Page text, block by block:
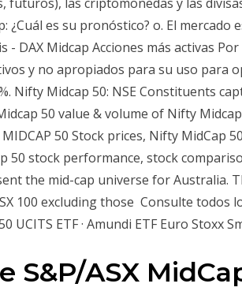
¿Cuál es su pronóstico? o. El mercado
- DAX Midcap Acciones más activas
y no apropiados para su uso para
Nifty Midcap 50: NSE Constituents
50 value & volume of Nifty
MIDCAP 50 Stock prices, Nifty MidCap
50 stock performance, stock
the mid-cap universe for Australia.
100 excluding those Consulte todos
UCITS ETF · Amundi ETF Euro Stoxx
S&P/ASX